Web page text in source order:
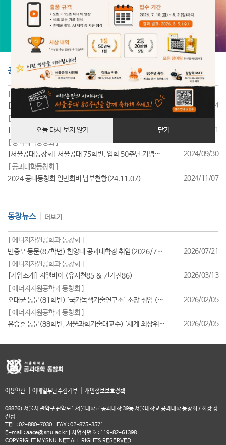
오늘 다시 보지 않기 닫기
공지사항 더보기
[ 공과대학동창회 ]
[서울공대동창회] 서울공대 85학번, 입학 40주년 기념행사 성료
2025/07/24
[ 공과대학동창회 ]
[서울공대동창회] 서울공대 95학번, 입학 30주년 기념행사 성료
2025/07/11
[ 공과대학동창회 ]
[서울공대동창회] 서울공대 75학번, 입학 50주년 기념행사 성료
2024/09/30
[ 공과대학동창회 ]
2024 공대동창회 일반회비 납부현황(24.11.07)
2024/11/07
동창뉴스 더보기
[ 에너지자원공학과 동창회 ]
변중무 동문(87학번) 한양대 공과대학장 취임(2026/7/1일자)
2026/07/21
[ 에너지자원공학과 동창회 ]
[기업소개] 지엘비이 (유시철85 & 권기진86)
2026/03/13
[ 에너지자원공학과 동창회 ]
오대균 동문(81학번) `국가녹색기술연구소` 소장 취임 (2026/2월)
2026/02/05
[ 에너지자원공학과 동창회 ]
유승훈 동문(88학번, 서울과학기술대교수) `세계 최상위 연구자 2025` 등재
2026/02/05
이용약관 이메일무단수집거부 개인정보보호정책
08826) 서울시 관악구 관악로1 서울대학교 공과대학 39동 서울대학교 공과대학 동창회 / 회장 정
진섭
TEL : 02-880-7030 | FAX : 02-875-3571
E-mail : aace@snu.ac.kr | 사업자번호 : 119-82-61398
COPYRIGHT MYSNU.NET ALL RIGHTS RESERVED